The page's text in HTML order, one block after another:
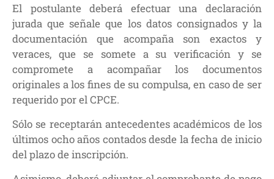
El postulante deberá efectuar una declaración
jurada que señale que los datos consignados y la
documentación que acompaña son exactos y
veraces, que se somete a su verificación y se
compromete a acompañar los documentos
originales a los fines de su compulsa, en caso de ser
requerido por el CPCE.
Sólo se receptarán antecedentes académicos de los
últimos ocho años contados desde la fecha de inicio
del plazo de inscripción.